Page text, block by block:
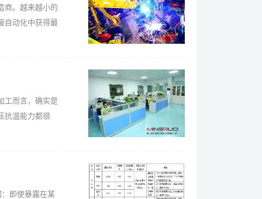
。越来越小的
自动化中获得最
而言，确实是
抗温能力都很
即使暴露在某